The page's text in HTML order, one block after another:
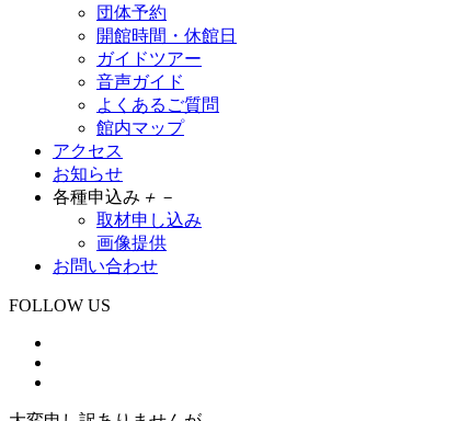
団体予約
開館時間・休館日
ガイドツアー
音声ガイド
よくあるご質問
館内マップ
アクセス
お知らせ
各種申込み ＋ －
取材申し込み
画像提供
お問い合わせ
FOLLOW US